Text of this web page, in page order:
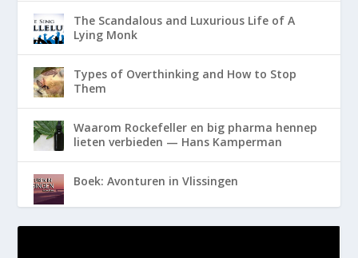
The Scandalous and Luxurious Life of A
Lying Monk
Types of Overthinking and How to Stop
Them
Waarom Rockefeller en big pharma hennep
lieten verbieden — Hans Kamperman
Boek: Avonturen in Vlissingen